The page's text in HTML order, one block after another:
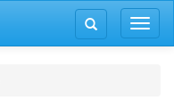
Växla
Växla
navigering